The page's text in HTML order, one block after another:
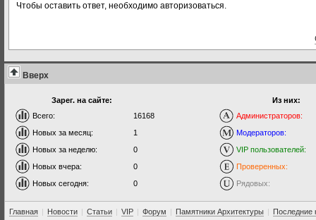
Чтобы оставить ответ, необходимо авторизоваться.
Вверх
Зарег. на сайте:
Всего:
16168
Новых за месяц:
1
Новых за неделю:
0
Новых вчера:
0
Новых сегодня:
0
Из них:
Администраторов:
Модераторов:
VIP пользователей:
Проверенных:
Рядовых:
Главная | Новости | Статьи | VIP | Форум | Памятники Архитектуры | Последние